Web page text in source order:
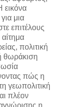
εικόνα
μια
επιτέλους
πολιτική
θωράκιση
πώς η
γεωπολιτική
πλέον
η